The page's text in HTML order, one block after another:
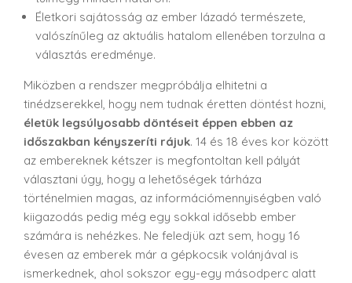
Életkori sajátosság az ember lázadó természete,
valószínűleg az aktuális hatalom ellenében torzulna a
választás eredménye.
Miközben a rendszer megpróbálja elhitetni a
tinédzserekkel, hogy nem tudnak éretten döntést hozni,
életük legsúlyosabb döntéseit éppen ebben az
időszakban kényszeríti rájuk. 14 és 18 éves kor között
az embereknek kétszer is megfontoltan kell pályát
választani úgy, hogy a lehetőségek tárháza
történelmien magas, az információmennyiségben való
kiigazodás pedig még egy sokkal idősebb ember
számára is nehézkes. Ne feledjük azt sem, hogy 16
évesen az emberek már a gépkocsik volánjával is
ismerkednek, ahol sokszor egy-egy másodperc alatt